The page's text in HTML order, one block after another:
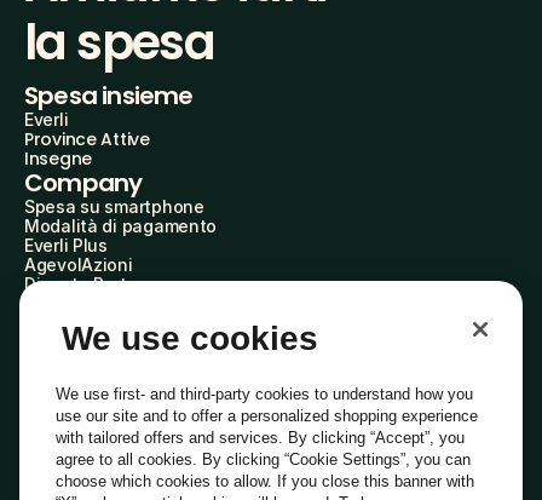
la spesa
Spesa insieme
Everli
Province Attive
Insegne
Company
Spesa su smartphone
Modalità di pagamento
Everli Plus
AgevolAzioni
Diventa Partner
Everli Shoppers
About Us
Everli News
Domande frequenti
Lavora con noi
Diventa Shopper
Investitori
PrivacyCookiePreferenze Cookie
We use cookies
We use first- and third-party cookies to understand how you
use our site and to offer a personalized shopping experience
with tailored offers and services. By clicking “Accept”, you
agree to all cookies. By clicking “Cookie Settings”, you can
choose which cookies to allow. If you close this banner with